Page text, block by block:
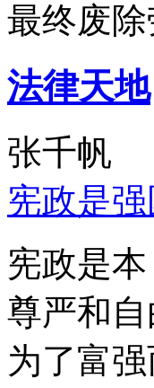
最终废除
法律天地
张千帆
宪政是
宪政是
尊严和
为了富